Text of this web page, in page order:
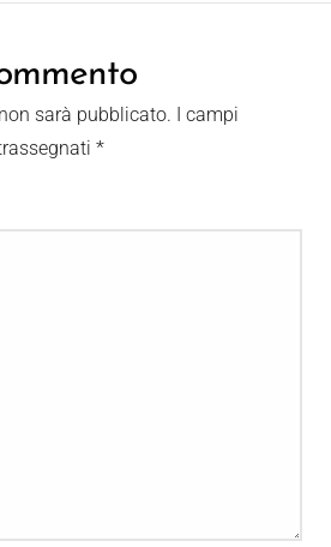
sarà pubblicato. I campi
*